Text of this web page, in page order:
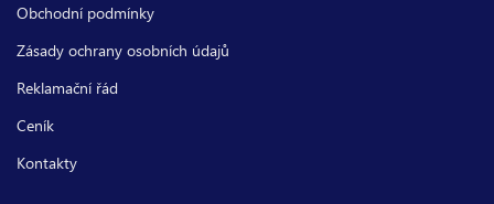
Obchodní podmínky
Zásady ochrany osobních údajů
Reklamační řád
Ceník
Kontakty